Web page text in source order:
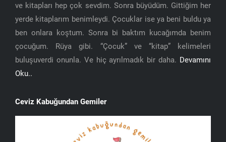
ve kitapları hep çok sevdim. Sonra büyüdüm. Gittiğim her
yerde kitaplarım benimleydi. Çocuklar ise ya beni buldu ya
ben onlara koştum. Sonra bi baktım kucağımda benim
çocuğum. Rüya gibi. “Çocuk” ve “kitap” kelimeleri
buluşuverdi onunla. Ve hiç ayrılmadık bir daha. Devamını
Oku..
Ceviz Kabuğundan Gemiler